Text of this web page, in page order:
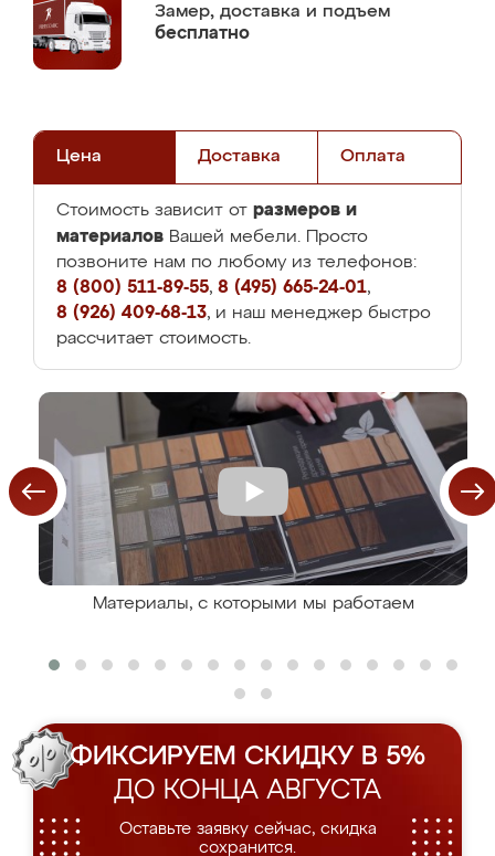
Замер, доставка и подъем
бесплатно
Цена Доставка Оплата
Стоимость зависит от размеров и
материалов Вашей мебели. Просто
позвоните нам по любому из телефонов:
8 (800) 511-89-55, 8 (495) 665-24-01,
8 (926) 409-68-13, и наш менеджер быстро
рассчитает стоимость.
Материалы, с которыми мы работаем
ФИКСИРУЕМ СКИДКУ В 5%
ДО КОНЦА АВГУСТА
Оставьте заявку сейчас, скидка
сохранится.